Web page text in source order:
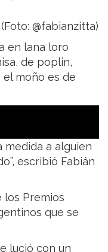
@fabianzitta)
en lana loro
de poplin,
moño es de
medida a alguien
escribió Fabián
los Premios
que se
lució con un